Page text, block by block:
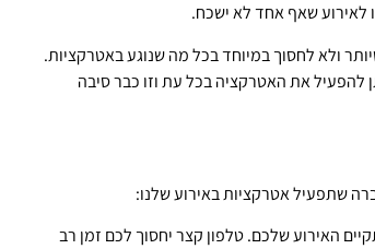
לאירוע שאף אחד לא ישכח.
ולא לחסוך במיוחד בכל מה שנוגע באטרקציות.
להפעיל את האטרקציה בכל עת וזו כבר סיבה
שתפעיל אטרקציות באירוע שלנו:
האירוע שלכם. טלפון קצר יחסוך לכם זמן רב